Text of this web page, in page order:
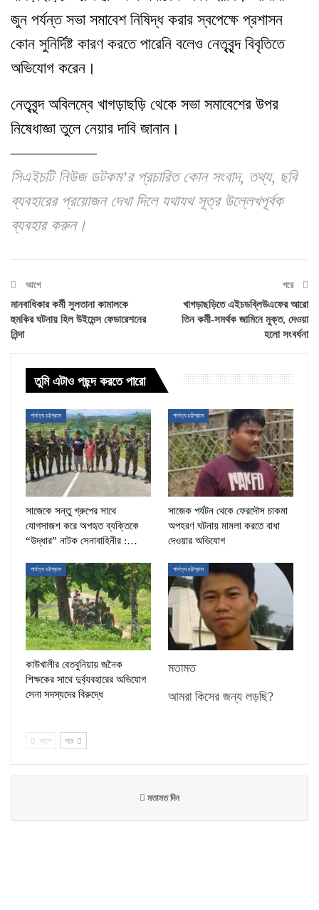
জুন পর্যন্ত সভা সমাবেশ নিষিদ্ধ করার স্বপেক্ষে প্রশাসন
কোন সুনির্দিষ্ট কারণ করতে পারেনি বলেও নেতৃবৃন্দ বিবৃতিতে
অভিযোগ করেন।
নেতৃবৃন্দ অবিলম্বে খাগড়াছড়ি থেকে সভা সমাবেশের উপর
নিষেধাজ্ঞা তুলে নেয়ার দাবি জানান।
—————–
সিএইচটি নিউজ ডটকম’র প্রচারিত কোন সংবাদ, তথ্য, ছবি
ব্যবহারের প্রয়োজন দেখা দিলে যথাযথ সূত্র উল্লেখপূর্বক
ব্যবহার করুন।
আগে
মানবাধিকার কর্মী সুলতানা কামালকে
হুমকির ঘটনায় হিল উইমেন্স ফেডারেশনের
নিন্দা
পরে
খাগড়াছড়িতে এইচডব্লিউএফের আরো
তিন কর্মী-সমর্থক জামিনে মুক্ত, দেওয়া
হলো সংবর্ধনা
তুমি এটাও পছন্দ করতে পারো
পার্বত্য চট্টগ্রাম
সাজেকে সন্তু গ্রুপের সাথে
যোগসাজশ করে অপহৃত ব্যক্তিকে
“উদ্ধার” নাটক সেনাবাহিনীর :…
পার্বত্য চট্টগ্রাম
সাজেক পর্যটন থেকে ফেরদৌস চাকমা
অপহরণ ঘটনায় মামলা করতে বাধা
দেওয়ার অভিযোগ
পার্বত্য চট্টগ্রাম
কাউখালীর বেতবুনিয়ায় জনৈক
শিক্ষকের সাথে দুর্ব্যবহারের অভিযোগ
সেনা সদস্যদের বিরুদ্ধে
পার্বত্য চট্টগ্রাম
মতামত
আমরা কিসের জন্য লড়ছি?
আগে পরে
মতামত দিন